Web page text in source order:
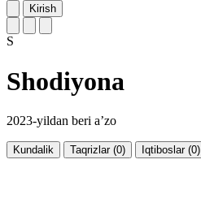
Kirish
S
Shodiyona
2023-yildan beri a’zo
Kundalik Taqrizlar (0) Iqtiboslar (0)